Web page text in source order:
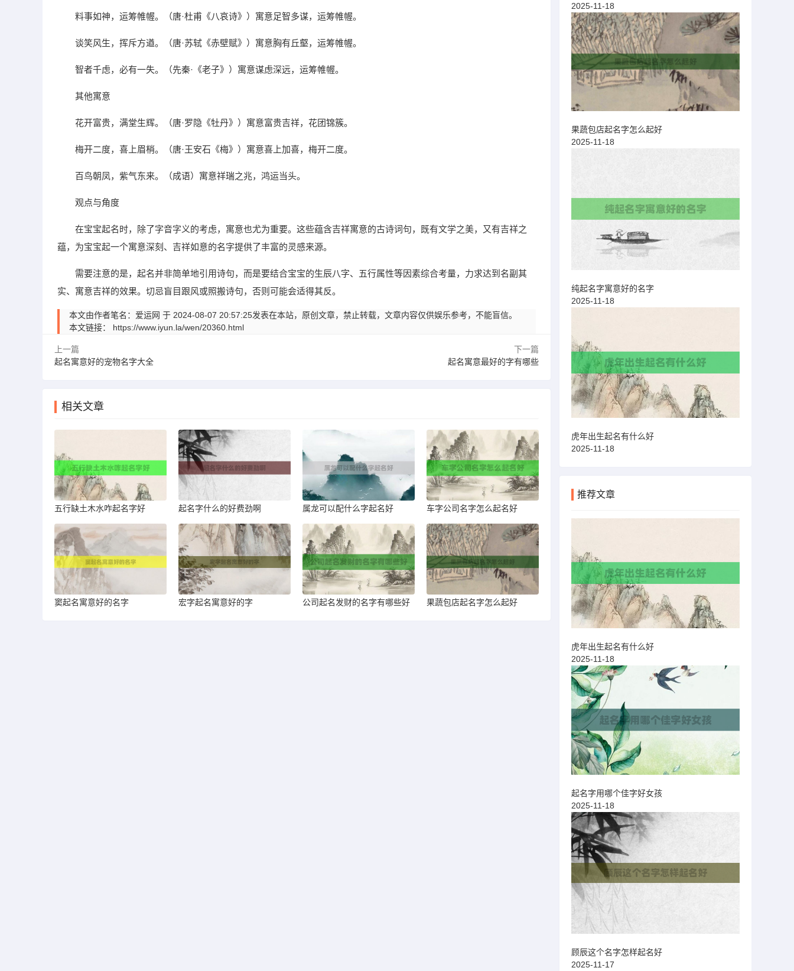
料事如神，运筹帷幄。（唐·杜甫《八哀诗》）寓意足智多谋，运筹帷幄。
谈笑风生，挥斥方遒。（唐·苏轼《赤壁赋》）寓意胸有丘壑，运筹帷幄。
智者千虑，必有一失。（先秦·《老子》）寓意谋虑深远，运筹帷幄。
其他寓意
花开富贵，满堂生辉。（唐·罗隐《牡丹》）寓意富贵吉祥，花团锦簇。
梅开二度，喜上眉梢。（唐·王安石《梅》）寓意喜上加喜，梅开二度。
百鸟朝凤，紫气东来。（成语）寓意祥瑞之兆，鸿运当头。
观点与角度
在宝宝起名时，除了字音字义的考虑，寓意也尤为重要。这些蕴含吉祥寓意的古诗词句，既有文学之美，又有吉祥之
蕴，为宝宝起一个寓意深刻、吉祥如意的名字提供了丰富的灵感来源。
需要注意的是，起名并非简单地引用诗句，而是要结合宝宝的生辰八字、五行属性等因素综合考量，力求达到名副其
实、寓意吉祥的效果。切忌盲目跟风或照搬诗句，否则可能会适得其反。
本文由作者笔名：爱运网 于 2024-08-07 20:57:25发表在本站，原创文章，禁止转载，文章内容仅供娱乐参考，不能盲信。
本文链接： https://www.iyun.la/wen/20360.html
上一篇
起名寓意好的宠物名字大全
下一篇
起名寓意最好的字有哪些
相关文章
五行缺土木水咋起名字好 起名字什么的好费劲啊 属龙可以配什么字起名好 车字公司名字怎么起名好
窦起名寓意好的名字 宏字起名寓意好的字 公司起名发财的名字有哪些好 果蔬包店起名字怎么起好
2025-11-18
果蔬包店起名字怎么起好
2025-11-18
纯起名字寓意好的名字
2025-11-18
虎年出生起名有什么好
2025-11-18
推荐文章
虎年出生起名有什么好
2025-11-18
起名字用哪个佳字好女孩
2025-11-18
顾辰这个名字怎样起名好
2025-11-17